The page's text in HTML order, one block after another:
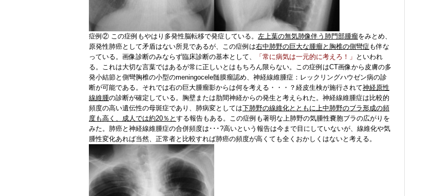
症例② この症例もやはり多発性脳転移で発症している。 左上葉の無気肺像伴う肺門部腫瘤をみとめ、
原発性肺癌として矛盾はない所見であるが、この症例は右中肺野の巨大な腫瘤と胸椎の側彎症 も伴な
っている。画像診断のみならず臨床診断の基本として、
「常に病気は一元的に考えろ！」 といわれ
る。これは大切な言葉ではあるが常に正しいとはもちろん限らない。この症例はCT画像から皮膚の多
発小結節と側彎胸椎の小型のmeningocele髄膜瘤認め、 神経線維腫症：レックリングハウゼン病の診
断が可能である。それでは右の巨大腫瘤影からは何を考える・・・？経皮生検が施行されて神経原性
線維腫の診断が確定している。胸壁または肋間神経からの発生と考えられた。神経線維腫症は比較的
頻度の高い遺伝性の母斑症であり、肺病変としては下肺野の線維化とともに上中肺野のブラ形成の頻
度も高く、成人では約20％と する報告もある。この症例も著明な上肺野の気腫性嚢胞ブラの広がりを
みた。肺癌と神経線維腫症の合併頻度は･･･?高いという報告は今まで目にしていないが、線維化や気
腫性変化あれば当然、正常者と比較すれば肺癌の頻度が高くても全くおかしくはないと考える。